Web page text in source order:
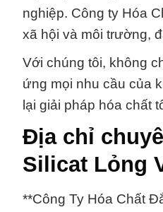
nghiệp. Công ty Hóa
xã hội và môi trường,
Với chúng tôi, không
ứng mọi nhu cầu của
lại giải pháp hóa chất
Địa chỉ
Silicat Lỏng
**Công Ty Hóa Chất